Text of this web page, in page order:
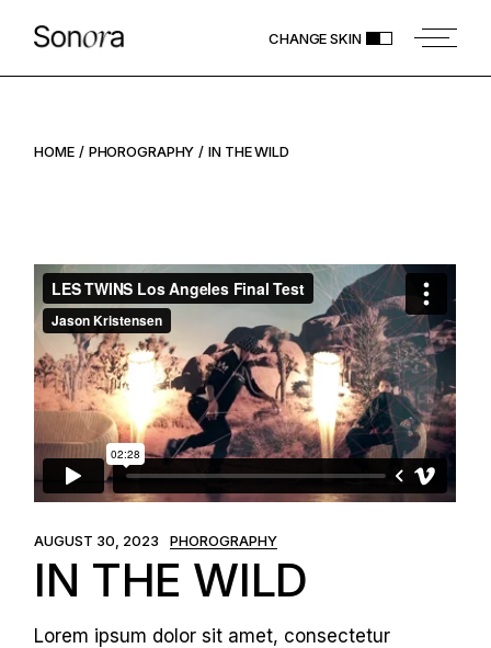
CHANGE SKIN
HOME PHOROGRAPHY IN THE WILD
AUGUST 30, 2023 PHOROGRAPHY
IN THE WILD
Lorem ipsum dolor sit amet, consectetur